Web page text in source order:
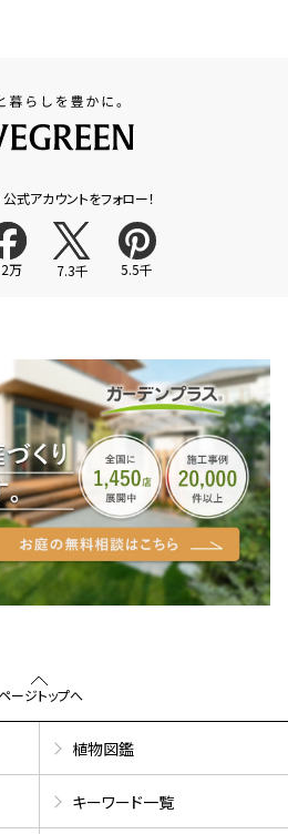
式アカウントをフォロー！
万 7.3千 5.5千
ページトップへ
植物図鑑
キーワード一覧